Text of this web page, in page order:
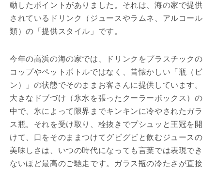
動したポイントがありました。それは、海の家で提供
されているドリンク（ジュースやラムネ、アルコール
類）の「提供スタイル」です。
今年の高浜の海の家では、ドリンクをプラスチックの
コップやペットボトルではなく、昔懐かしい「瓶（ビ
ン）」の状態でそのままお客さんに提供しています。
大きなドブづけ（氷水を張ったクーラーボックス）の
中で、氷によって限界までキンキンに冷やされたガラ
ス瓶。それを受け取り、栓抜きでプシュッと王冠を開
けて、口をそのままつけてグビグビと飲むジュースの
美味しさは、いつの時代になっても言葉では表現でき
ないほど最高のご馳走です。ガラス瓶の冷たさが直接